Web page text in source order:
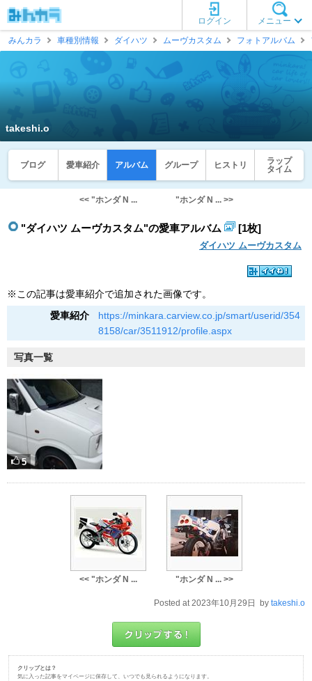
メニュー
ログイン
みんカラ
車種別情報 ダイハツ ムーヴカスタム フォトアルバム
takeshi.o
ブログ 愛車紹介 アルバム グループ ヒストリ
ラップ
タイム
<< "ホンダ N ... "ホンダ N ... >>
"ダイハツ ムーヴカスタム"の愛車アルバム [1枚]
ダイハツ ムーヴカスタム
※この記事は愛車紹介で追加された画像です。
愛車紹介
https://minkara.carview.co.jp/smart/userid/354
8158/car/3511912/profile.aspx
写真一覧
5
<< "ホンダ N ... "ホンダ N ... >>
Posted at 2023年10月29日 by takeshi.o
クリップとは？
気に入った記事をマイページに保存して、いつでも見られるようになります。